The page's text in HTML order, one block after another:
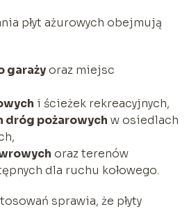
płyt ażurowych obejmują
garażyoraz miejsc
i ścieżek rekreacyjnych,
dróg pożarowych w osiedlach
oraz terenów
dla ruchu kołowego.
sprawia, że płyty